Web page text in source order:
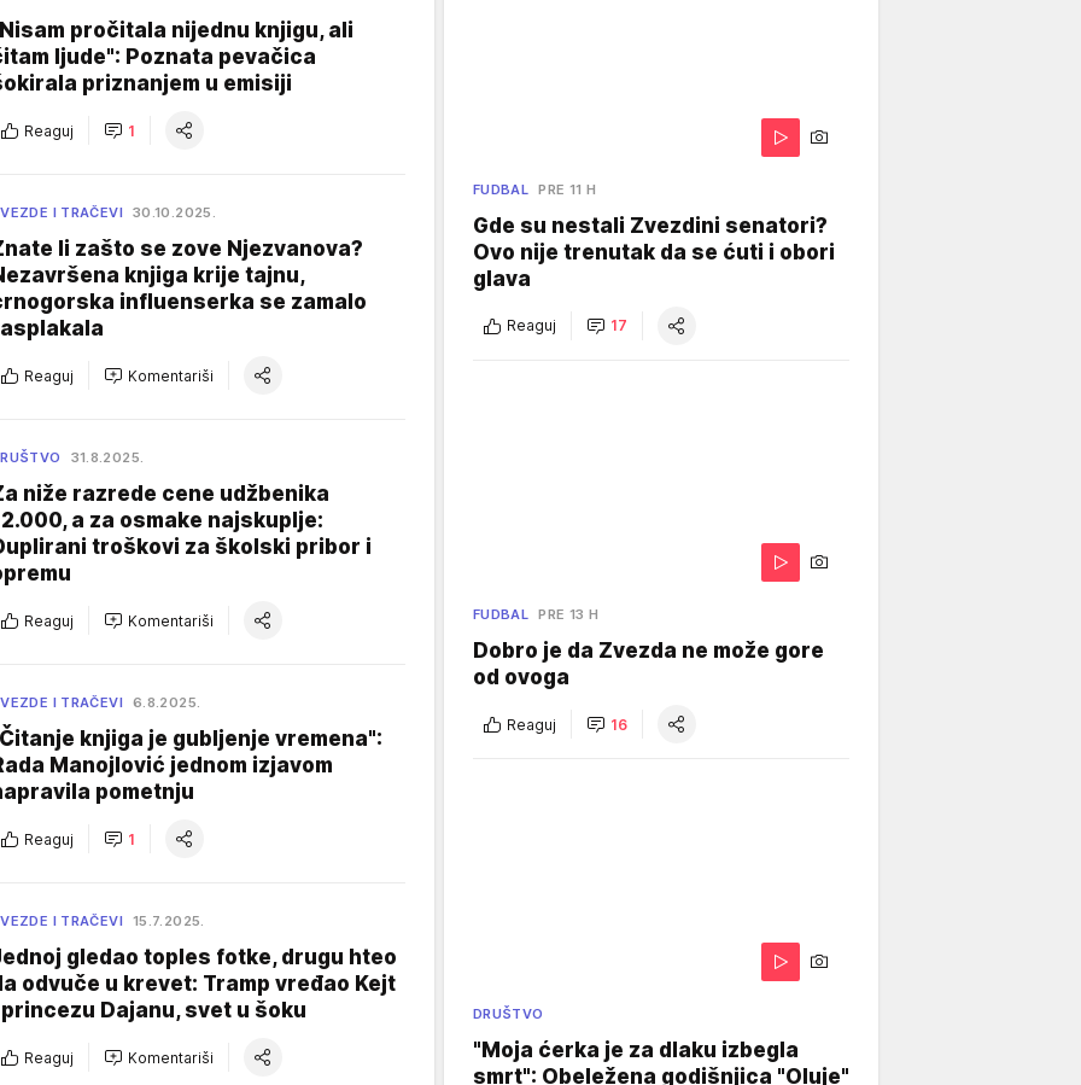
pročitala nijednu knjigu, ali
ljude": Poznata pevačica
priznanjem u emisiji
Reaguj 1
I TRAČEVI 30.10.2025.
li zašto se zove Njezvanova?
knjiga krije tajnu,
influenserka se zamalo
Reaguj Komentariši
31.8.2025.
niže razrede cene udžbenika
a za osmake najskuplje:
troškovi za školski pribor i
Reaguj Komentariši
I TRAČEVI 6.8.2025.
knjiga je gubljenje vremena":
Manojlović jednom izjavom
pometnju
Reaguj 1
I TRAČEVI 15.7.2025.
gledao toples fotke, drugu hteo
odvuče u krevet: Tramp vređao Kejt
Dajanu, svet u šoku
Reaguj Komentariši
FUDBAL PRE 11 H
Gde su nestali Zvezdini senatori?
Ovo nije trenutak da se ćuti i obori
glava
Reaguj 17
FUDBAL PRE 13 H
Dobro je da Zvezda ne može gore
od ovoga
Reaguj 16
DRUŠTVO
"Moja ćerka je za dlaku izbegla
smrt": Obeležena godišnjica "Oluje"